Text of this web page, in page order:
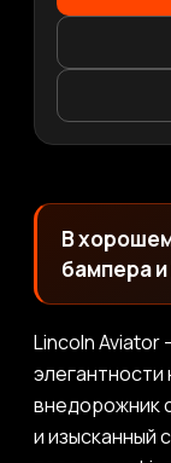
В
бампера
Lincoln
внедорожник
и изысканный